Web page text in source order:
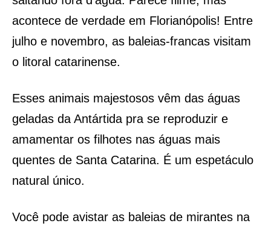
acontece de verdade em Florianópolis! Entre
julho e novembro, as baleias-francas visitam
o litoral catarinense.
Esses animais majestosos vêm das águas
geladas da Antártida pra se reproduzir e
amamentar os filhotes nas águas mais
quentes de Santa Catarina. É um espetáculo
natural único.
Você pode avistar as baleias de mirantes na